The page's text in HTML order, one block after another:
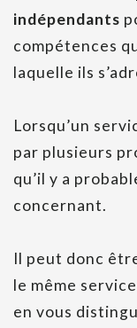
indépendants
compétences
laquelle ils
Lorsqu’un
par plusieurs
qu’il y a
concernant.
Il peut donc
le même
en vous